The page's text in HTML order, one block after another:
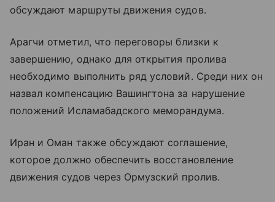
обсуждают маршруты движения судов.
Арагчи отметил, что переговоры близки к
завершению, однако для открытия пролива
необходимо выполнить ряд условий. Среди них он
назвал компенсацию Вашингтона за нарушение
положений Исламабадского меморандума.
Иран и Оман также обсуждают соглашение,
которое должно обеспечить восстановление
движения судов через Ормузский пролив.